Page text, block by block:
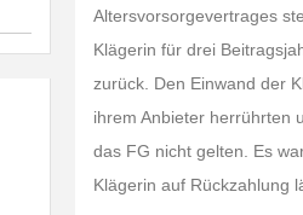
Altersvorsorgevertrages
Klägerin für drei
zurück. Den Einwand der
ihrem Anbieter herrührten
das FG nicht gelten. Es
Klägerin auf Rückzahlung